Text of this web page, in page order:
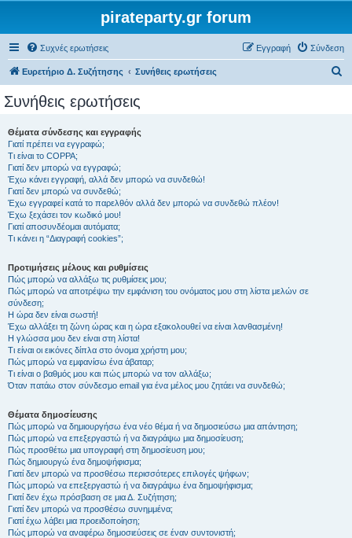
pirateparty.gr forum
Συχνές ερωτήσεις Σύνδεση
Εγγραφή
Ευρετήριο Δ. Συζήτησης Συνήθεις ερωτήσεις
Συνήθεις ερωτήσεις
Θέματα σύνδεσης και εγγραφής
Γιατί πρέπει να εγγραφώ;
Τι είναι το COPPA;
Γιατί δεν μπορώ να εγγραφώ;
Έχω κάνει εγγραφή, αλλά δεν μπορώ να συνδεθώ!
Γιατί δεν μπορώ να συνδεθώ;
Έχω εγγραφεί κατά το παρελθόν αλλά δεν μπορώ να συνδεθώ πλέον!
Έχω ξεχάσει τον κωδικό μου!
Γιατί αποσυνδέομαι αυτόματα;
Τι κάνει η “Διαγραφή cookies”;
Προτιμήσεις μέλους και ρυθμίσεις
Πώς μπορώ να αλλάξω τις ρυθμίσεις μου;
Πώς μπορώ να αποτρέψω την εμφάνιση του ονόματος μου στη λίστα μελών σε
σύνδεση;
Η ώρα δεν είναι σωστή!
Έχω αλλάξει τη ζώνη ώρας και η ώρα εξακολουθεί να είναι λανθασμένη!
Η γλώσσα μου δεν είναι στη λίστα!
Τι είναι οι εικόνες δίπλα στο όνομα χρήστη μου;
Πώς μπορώ να εμφανίσω ένα άβαταρ;
Τι είναι ο βαθμός μου και πώς μπορώ να τον αλλάξω;
Όταν πατάω στον σύνδεσμο email για ένα μέλος μου ζητάει να συνδεθώ;
Θέματα δημοσίευσης
Πώς μπορώ να δημιουργήσω ένα νέο θέμα ή να δημοσιεύσω μια απάντηση;
Πώς μπορώ να επεξεργαστώ ή να διαγράψω μια δημοσίευση;
Πώς προσθέτω μια υπογραφή στη δημοσίευση μου;
Πώς δημιουργώ ένα δημοψήφισμα;
Γιατί δεν μπορώ να προσθέσω περισσότερες επιλογές ψήφων;
Πώς μπορώ να επεξεργαστώ ή να διαγράψω ένα δημοψήφισμα;
Γιατί δεν έχω πρόσβαση σε μια Δ. Συζήτηση;
Γιατί δεν μπορώ να προσθέσω συνημμένα;
Γιατί έχω λάβει μια προειδοποίηση;
Πώς μπορώ να αναφέρω δημοσιεύσεις σε έναν συντονιστή;